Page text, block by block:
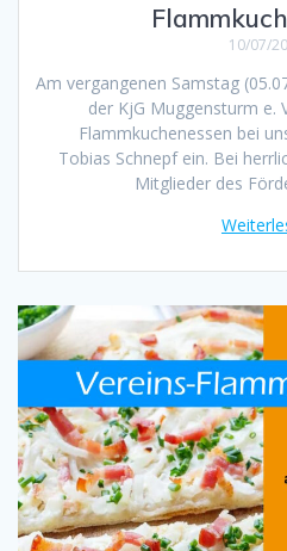
10/07/
Am vergangenen Samstag
der KjG Muggensturm e.
Flammkuchenessen bei
Tobias Schnepf ein. Bei
Mitglieder des